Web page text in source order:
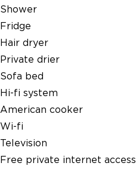
Shower
Fridge
Hair dryer
Private drier
Sofa bed
Hi-fi system
American cooker
Wi-fi
Television
Free private internet access